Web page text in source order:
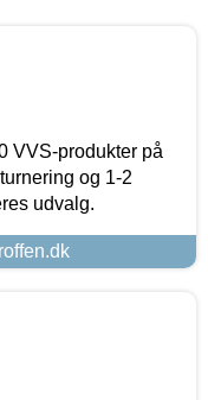
VVS-produkter på
og 1-2
udvalg.